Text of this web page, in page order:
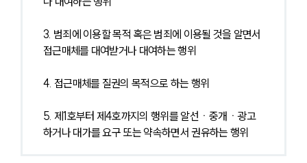
3. 범죄에 이용할 목적 혹은 범죄에 이용될 것을 알면서
접근매체를 대여받거나 대여하는 행위
4. 접근매체를 질권의 목적으로 하는 행위
5. 제1호부터 제4호까지의 행위를 알선ㆍ중개ㆍ광고
하거나 대가를 요구 또는 약속하면서 권유하는 행위